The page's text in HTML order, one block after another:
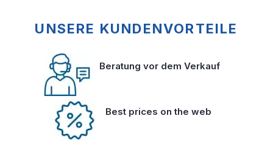
UNSERE KUNDENVORTEILE
Beratung vor dem Verkauf
Best prices on the web